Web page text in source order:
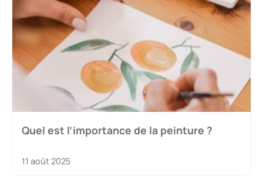
Quel est l’importance de la peinture ?
11 août 2025